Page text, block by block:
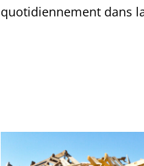
quotidiennement dans